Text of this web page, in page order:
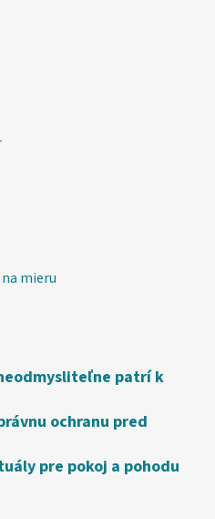
mieru
patrí k
ochranu pred
pre pokoj a pohodu